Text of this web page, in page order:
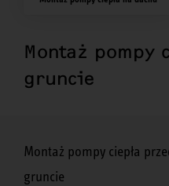
Montaż pompy
gruncie
Montaż pompy ciepła
gruncie